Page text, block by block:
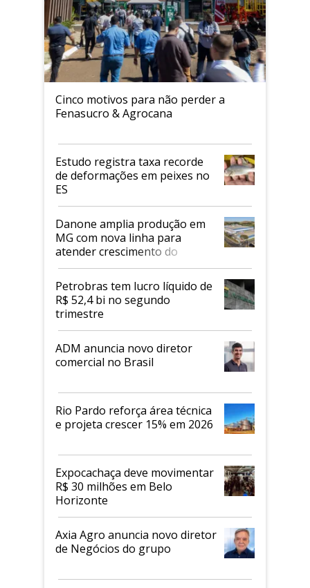
Cinco motivos para não perder a
Fenasucro & Agrocana
Estudo registra taxa recorde
de deformações em peixes no
ES
Danone amplia produção em
MG com nova linha para
atender crescimento do
mercado de alimentos
proteicos
Petrobras tem lucro líquido de
R$ 52,4 bi no segundo
trimestre
ADM anuncia novo diretor
comercial no Brasil
Rio Pardo reforça área técnica
e projeta crescer 15% em 2026
Expocachaça deve movimentar
R$ 30 milhões em Belo
Horizonte
Axia Agro anuncia novo diretor
de Negócios do grupo